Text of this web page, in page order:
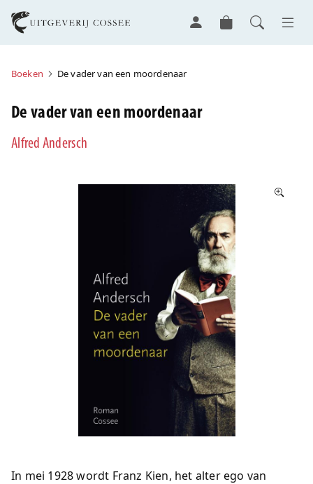
Boeken De vader van een moordenaar
De vader van een moordenaar
Alfred Andersch
In mei 1928 wordt Franz Kien, het alter ego van